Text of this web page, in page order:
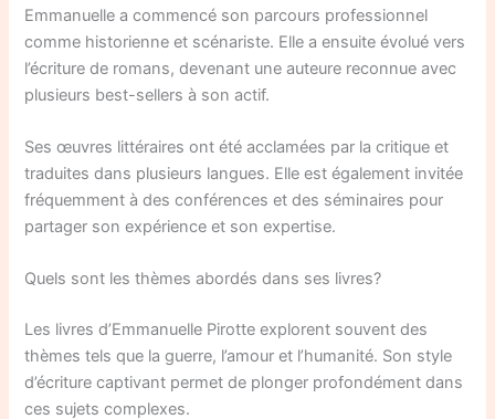
Emmanuelle a commencé son parcours professionnel
comme historienne et scénariste. Elle a ensuite évolué vers
l’écriture de romans, devenant une auteure reconnue avec
plusieurs best-sellers à son actif.
Ses œuvres littéraires ont été acclamées par la critique et
traduites dans plusieurs langues. Elle est également invitée
fréquemment à des conférences et des séminaires pour
partager son expérience et son expertise.
Quels sont les thèmes abordés dans ses livres?
Les livres d’Emmanuelle Pirotte explorent souvent des
thèmes tels que la guerre, l’amour et l’humanité. Son style
d’écriture captivant permet de plonger profondément dans
ces sujets complexes.